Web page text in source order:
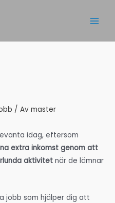
/ Av master
idag, eftersom
extra inkomst genom att
aktivitet när de lämnar
jobb som hjälper dig att